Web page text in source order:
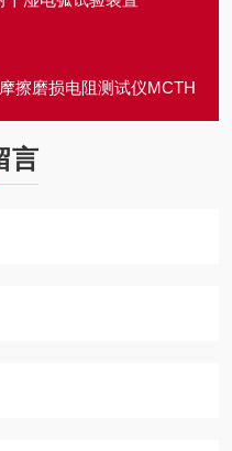
擦磨损电阻测试仪MCTH
言